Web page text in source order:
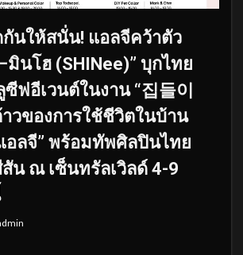
กันให้สนั่น! แอลจีคว้าตัว
มินโฮ (SHINee)” บุกไทย
ฟอีเวนต์ในงาน “집들이
าวของการใช้ชีวิตในบ้าน
อลจี” พร้อมทัพศิลปินไทย
น ณ เซ็นทรัลเวิลด์ 4-9